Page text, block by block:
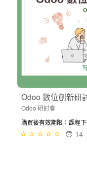
Odoo 數位創新研
Odoo 研討會
購買後有效期限：課程
14